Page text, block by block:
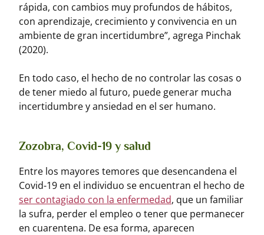
rápida, con cambios muy profundos de hábitos,
con aprendizaje, crecimiento y convivencia en un
ambiente de gran incertidumbre”, agrega Pinchak
(2020).
En todo caso, el hecho de no controlar las cosas o
de tener miedo al futuro, puede generar mucha
incertidumbre y ansiedad en el ser humano.
Zozobra, Covid-19 y salud
Entre los mayores temores que desencandena el
Covid-19 en el individuo se encuentran el hecho de
ser contagiado con la enfermedad, que un familiar
la sufra, perder el empleo o tener que permanecer
en cuarentena. De esa forma, aparecen